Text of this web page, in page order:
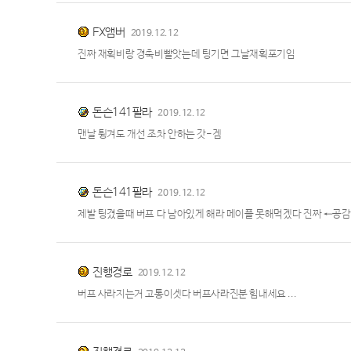
FX앰버 2019.12.12
진짜 재획비랑 경축비빨앗는데 팅기면 그날재획포기임
돈슨141팔라 2019.12.12
맨날 튕겨도 개선 조차 안하는 갓-겜
돈슨141팔라 2019.12.12
제발 팅겼을때 버프 다 남아있게 해라 메이플 못해먹겠다 진짜 ←공
진행경로 2019.12.12
버프 사라지는거 고통이겟다 버프사라진분 힘내세요 ...